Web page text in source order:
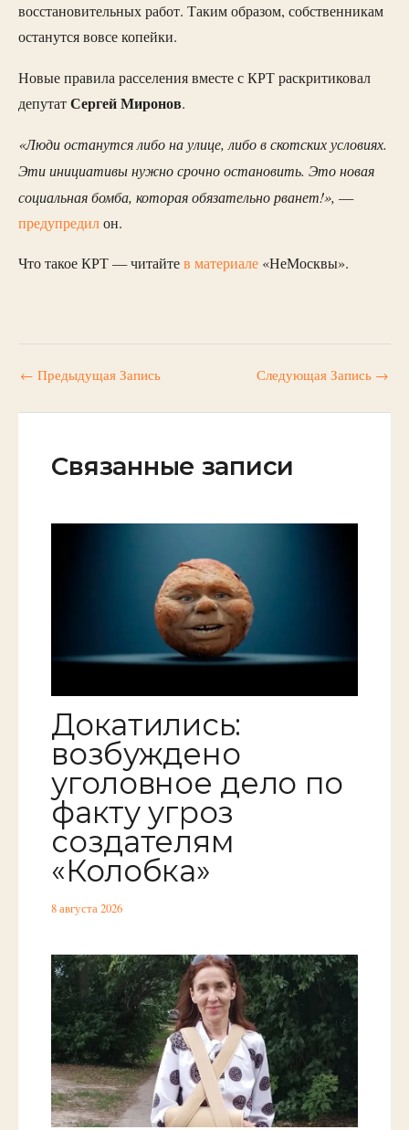
восстановительных работ. Таким образом, собственникам
останутся вовсе копейки.
Новые правила расселения вместе с КРТ раскритиковал
депутатСергей Миронов.
«Люди останутся либо на улице, либо в скотских условиях.
Эти инициативы нужно срочно остановить. Это новая
социальная бомба, которая обязательно рванет!», —
предупредилон.
Что такое КРТ — читайтев материале «НеМосквы».
← Предыдущая Запись Следующая Запись →
Связанные записи
Докатились:
возбуждено
уголовное дело по
факту угроз
создателям
«Колобка»
8 августа 2026